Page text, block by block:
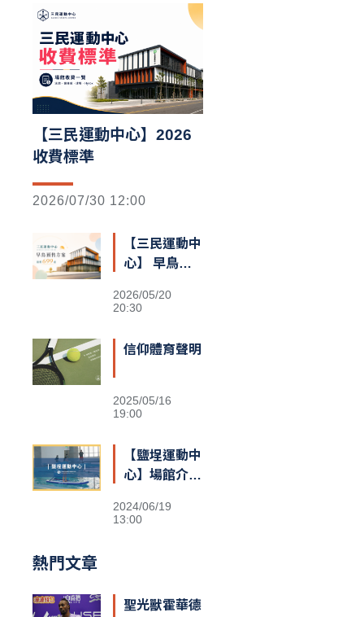
【三民運動中心】2026
收費標準
2026/07/30 12:00
【三民運動中
心】 早鳥預
2026/05/20
20:30
信仰體育聲明
2025/05/16
19:00
【鹽埕運動中
心】場館介紹
2024/06/19
13:00
熱門文章
聖光獸霍華德